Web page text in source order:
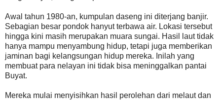
Awal tahun 1980-an, kumpulan daseng ini diterjang banjir.
Sebagian besar pondok hanyut terbawa air. Lokasi tersebut
hingga kini masih merupakan muara sungai. Hasil laut tidak
hanya mampu menyambung hidup, tetapi juga memberikan
jaminan bagi kelangsungan hidup mereka. Inilah yang
membuat para nelayan ini tidak bisa meninggalkan pantai
Buyat.
Mereka mulai menyisihkan hasil perolehan dari melaut dan